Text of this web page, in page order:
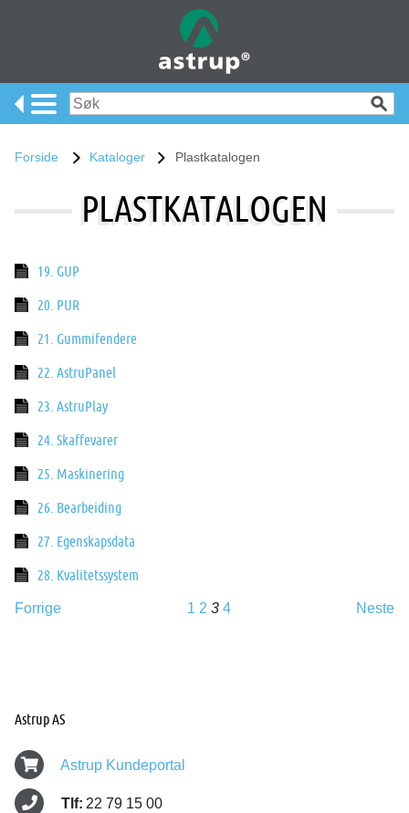
Forside Kataloger Plastkatalogen
PLASTKATALOGEN
19. GUP
20. PUR
21. Gummifendere
22. AstruPanel
23. AstruPlay
24. Skaffevarer
25. Maskinering
26. Bearbeiding
27. Egenskapsdata
28. Kvalitetssystem
Forrige 1 2 3 4 Neste
Astrup AS
Astrup Kundeportal
Tlf: 22 79 15 00